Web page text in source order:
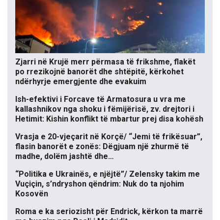
Zjarri në Krujë merr përmasa të frikshme, flakët
po rrezikojnë banorët dhe shtëpitë, kërkohet
ndërhyrje emergjente dhe evakuim
Ish-efektivi i Forcave të Armatosura u vra me
kallashnikov nga shoku i fëmijërisë, zv. drejtori i
Hetimit: Kishin konflikt të mbartur prej disa kohësh
Vrasja e 20-vjeçarit në Korçë/ “Jemi të frikësuar”,
flasin banorët e zonës: Dëgjuam një zhurmë të
madhe, dolëm jashtë dhe…
“Politika e Ukrainës, e njëjtë”/ Zelensky takim me
Vuçiçin, s’ndryshon qëndrim: Nuk do ta njohim
Kosovën
Roma e ka seriozisht për Endrick, kërkon ta marrë